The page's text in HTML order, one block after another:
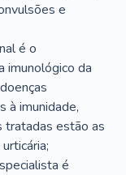
e
é o
imunológico da
à imunidade,
tratadas estão as
é